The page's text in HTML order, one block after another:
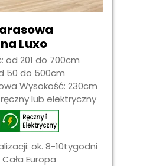
Luxo
od 201 do 700cm
50 do 500cm
Wysokość: 230cm
lub elektryczny
ok. 8-10tygodni
Europa